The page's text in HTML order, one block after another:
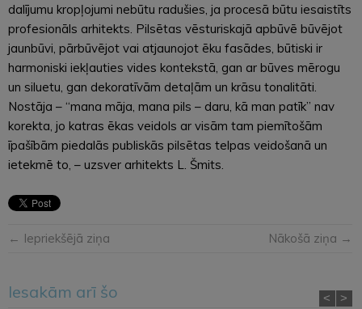
dalījumu kropļojumi nebūtu radušies, ja procesā būtu iesaistīts
profesionāls arhitekts. Pilsētas vēsturiskajā apbūvē būvējot
jaunbūvi, pārbūvējot vai atjaunojot ēku fasādes, būtiski ir
harmoniski iekļauties vides kontekstā, gan ar būves mērogu
un siluetu, gan dekoratīvām detaļām un krāsu tonalitāti.
Nostāja – “mana māja, mana pils – daru, kā man patīk” nav
korekta, jo katras ēkas veidols ar visām tam piemītošām
īpašībām piedalās publiskās pilsētas telpas veidošanā un
ietekmē to, – uzsver arhitekts L. Šmits.
← Iepriekšējā ziņa Nākošā ziņa →
Iesakām arī šo < >